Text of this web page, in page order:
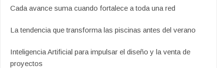
Cada avance suma cuando fortalece a toda una red
La tendencia que transforma las piscinas antes del verano
Inteligencia Artificial para impulsar el diseño y la venta de
proyectos